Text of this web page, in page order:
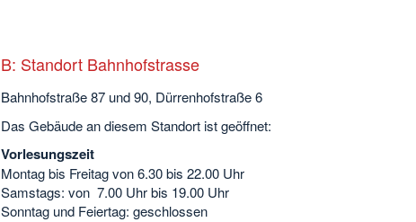
B: Standort Bahnhofstrasse
Bahnhofstraße 87 und 90, Dürrenhofstraße 6
Das Gebäude an diesem Standort ist geöffnet:
Vorlesungszeit
Montag bis Freitag von 6.30 bis 22.00 Uhr
Samstags: von 7.00 Uhr bis 19.00 Uhr
Sonntag und Feiertag: geschlossen